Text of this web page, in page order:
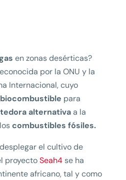
en zonas desérticas?
por la ONU y la
Internacional, cuyo
biocombustible para
alternativaa la
combustibles fósiles.
el cultivo de
proyectoSeah4se ha
africano, tal y como